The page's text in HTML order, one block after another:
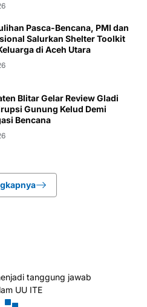
Pasca-Bencana, PMI dan
Salurkan Shelter Toolkit
di Aceh Utara
Blitar Gelar Review Gladi
Gunung Kelud Demi
Bencana
tanggung jawab
UU ITE